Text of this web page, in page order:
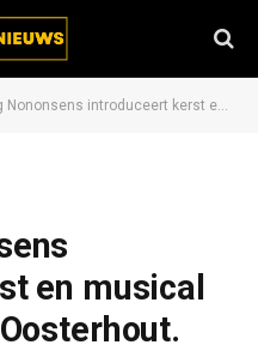
introduceert kerst en musical op de ijsbaan in Oosterhout.
en musical